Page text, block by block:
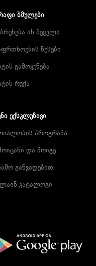
ᲑᲛᲣᲚᲔᲑᲘ
ან შეცვლა
წესები
გამოყენება
რუქა
ᲔᲥᲡᲙᲚᲣᲖᲘᲕᲘ
პროგრამა
და მოიგე
განვადებით
კატალოგი